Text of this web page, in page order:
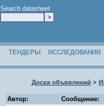
Search datasheet
ТЕНДЕРЫ ИССЛЕДОВАНИЯ
Доска объявлений >
Автор:
Сообщение: